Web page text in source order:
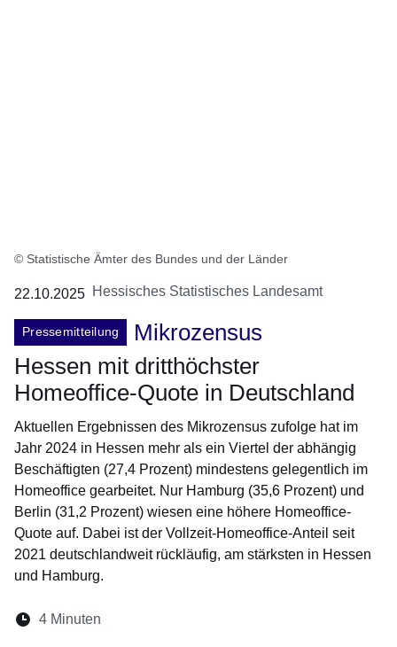
© Statistische Ämter des Bundes und der Länder
22.10.2025 Hessisches Statistisches Landesamt
Pressemitteilung
Mikrozensus
Hessen mit dritthöchster
Homeoffice-Quote in Deutschland
Aktuellen Ergebnissen des Mikrozensus zufolge hat im
Jahr 2024 in Hessen mehr als ein Viertel der abhängig
Beschäftigten (27,4 Prozent) mindestens gelegentlich im
Homeoffice gearbeitet. Nur Hamburg (35,6 Prozent) und
Berlin (31,2 Prozent) wiesen eine höhere Homeoffice-
Quote auf. Dabei ist der Vollzeit-Homeoffice-Anteil seit
2021 deutschlandweit rückläufig, am stärksten in Hessen
und Hamburg.
Lesedauer:
4 Minuten